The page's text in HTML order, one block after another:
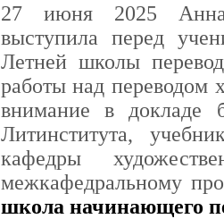
27 июня 2025 Анна
выступила перед
Летней школы
работы над переводом
внимание в докладе
Литинститута,
кафедры
межкафедральному
школа начинающего